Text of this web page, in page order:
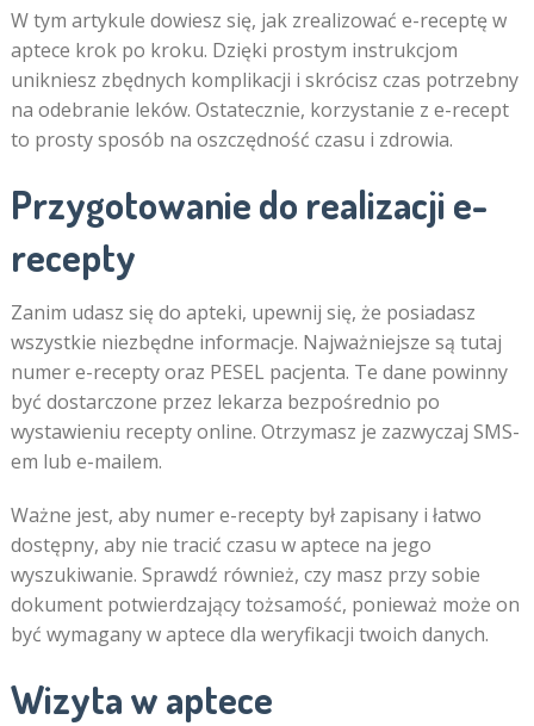
W tym artykule dowiesz się, jak zrealizować e-receptę w
aptece krok po kroku. Dzięki prostym instrukcjom
unikniesz zbędnych komplikacji i skrócisz czas potrzebny
na odebranie leków. Ostatecznie, korzystanie z e-recept
to prosty sposób na oszczędność czasu i zdrowia.
Przygotowanie do realizacji e-
recepty
Zanim udasz się do apteki, upewnij się, że posiadasz
wszystkie niezbędne informacje. Najważniejsze są tutaj
numer e-recepty oraz PESEL pacjenta. Te dane powinny
być dostarczone przez lekarza bezpośrednio po
wystawieniu recepty online. Otrzymasz je zazwyczaj SMS-
em lub e-mailem.
Ważne jest, aby numer e-recepty był zapisany i łatwo
dostępny, aby nie tracić czasu w aptece na jego
wyszukiwanie. Sprawdź również, czy masz przy sobie
dokument potwierdzający tożsamość, ponieważ może on
być wymagany w aptece dla weryfikacji twoich danych.
Wizyta w aptece